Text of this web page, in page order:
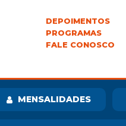
DEPOIMENTOS
PROGRAMAS
FALE CONOSCO
MENSALIDADES